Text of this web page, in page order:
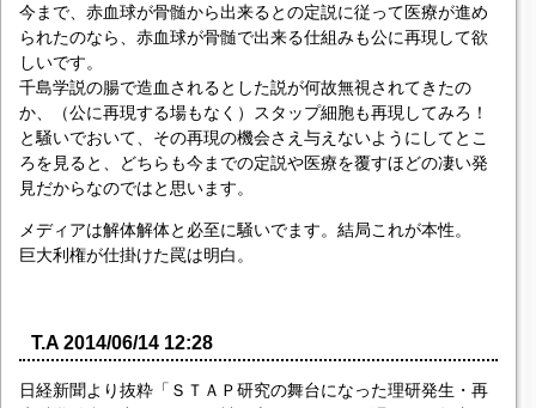
今まで、赤血球が骨髄から出来るとの定説に従って医療が進め
られたのなら、赤血球が骨髄で出来る仕組みも公に再現して欲
しいです。
千島学説の腸で造血されるとした説が何故無視されてきたの
か、（公に再現する場もなく）スタップ細胞も再現してみろ！
と騒いでおいて、その再現の機会さえ与えないようにしてとこ
ろを見ると、どちらも今までの定説や医療を覆すほどの凄い発
見だからなのではと思います。
メディアは解体解体と必至に騒いでます。結局これが本性。
巨大利権が仕掛けた罠は明白。
T.A 2014/06/14 12:28
日経新聞より抜粋「ＳＴＡＰ研究の舞台になった理研発生・再